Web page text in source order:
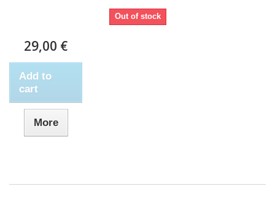
Out of stock
29,00 €
Add to
cart
More